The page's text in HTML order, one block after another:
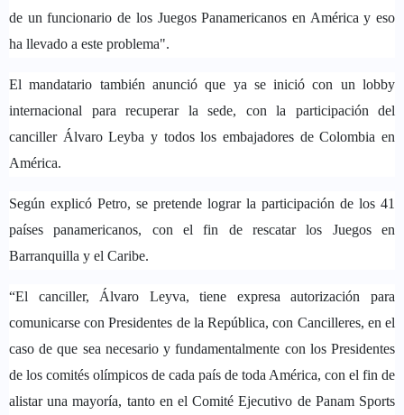
de un funcionario de los Juegos Panamericanos en América y eso
ha llevado a este problema".
El mandatario también anunció que ya se inició con un lobby
internacional para recuperar la sede, con la participación del
canciller Álvaro Leyba y todos los embajadores de Colombia en
América.
Según explicó Petro, se pretende lograr la participación de los 41
países panamericanos, con el fin de rescatar los Juegos en
Barranquilla y el Caribe.
“El canciller, Álvaro Leyva, tiene expresa autorización para
comunicarse con Presidentes de la República, con Cancilleres, en el
caso de que sea necesario y fundamentalmente con los Presidentes
de los comités olímpicos de cada país de toda América, con el fin de
alistar una mayoría, tanto en el Comité Ejecutivo de Panam Sports